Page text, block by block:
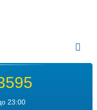
23:00